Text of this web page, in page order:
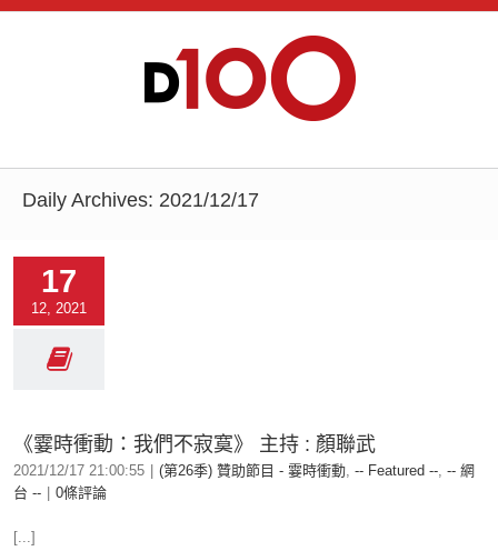
Daily Archives: 2021/12/17
17
12, 2021
《霎時衝動：我們不寂寞》 主持 : 顏聯武
2021/12/17 21:00:55 (第26季) 贊助節目 - 霎時衝動, -- Featured --, -- 網
台 --
0條評論
[...]